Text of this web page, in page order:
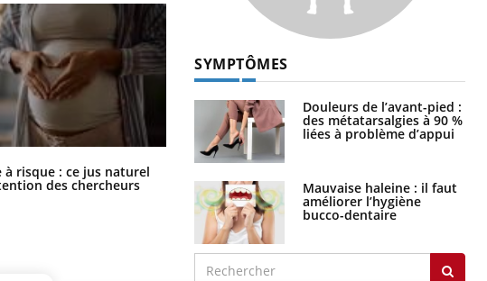
à risque : ce jus naturel
des chercheurs
Comment oublier les écrans en
vacances ?
SYMPTÔMES
Douleurs de l’avant-pied :
des métatarsalgies à 90 %
liées à problème d’appui
Mauvaise haleine : il faut
améliorer l’hygiène
bucco-dentaire